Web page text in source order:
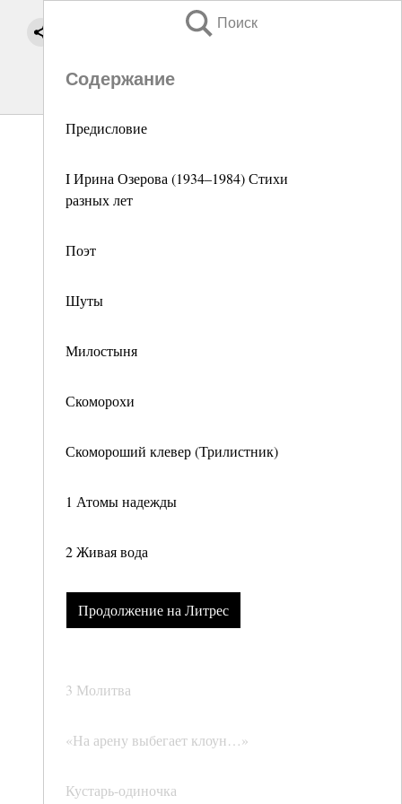
Поиск
Содержание
Предисловие
I Ирина Озерова (1934–1984) Стихи
разных лет
Поэт
Шуты
Милостыня
Скоморохи
Скомороший клевер (Трилистник)
1 Атомы надежды
2 Живая вода
Продолжение на Литрес
3 Молитва
«На арену выбегает клоун…»
Кустарь-одиночка